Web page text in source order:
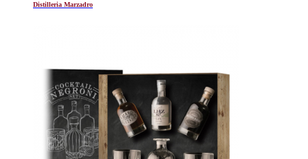
Distilleria Marzadro